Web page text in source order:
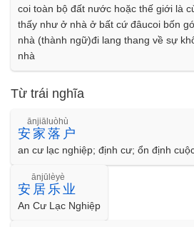
coi toàn bộ đất nước hoặc thế giới là
thấy như ở nhà ở bất cứ đâucoi bốn
nhà (thành ngữ)đi lang thang về sự
nhà
Từ trái nghĩa
安家落户
ānjiāluòhù
an cư lạc nghiệp; định cư; ổn định
安居乐业
ānjūlèyè
An Cư Lạc Nghiệp